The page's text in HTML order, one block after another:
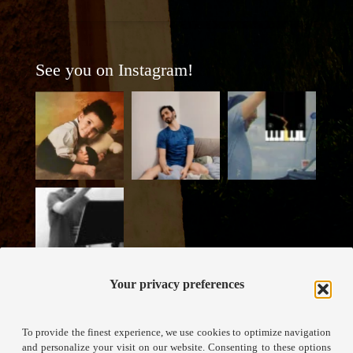
Your privacy preferences
To provide the finest experience, we use cookies to optimize navigation
and personalize your visit on our website. Consenting to these options
See you on Instagram!